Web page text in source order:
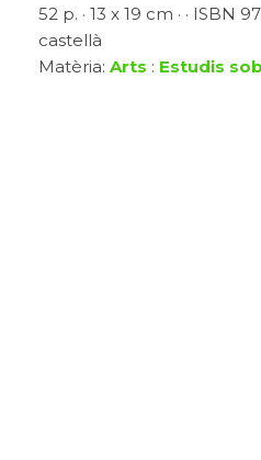
52 p. · 13 x 19 cm · · ISBN
castellà
Matèria: Arts : Estudis